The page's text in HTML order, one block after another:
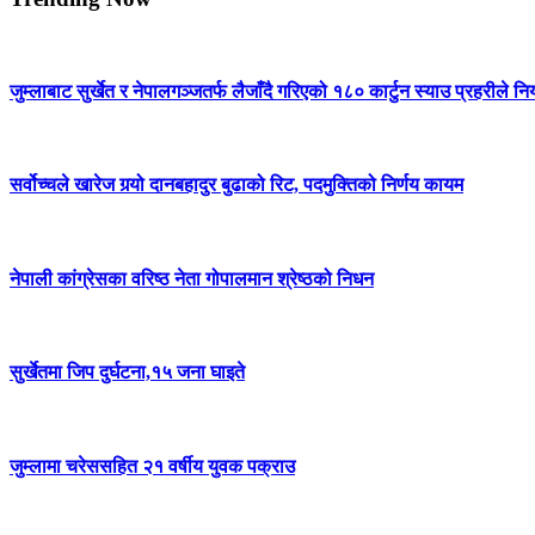
जुम्लाबाट सुर्खेत र नेपालगञ्जतर्फ लैजाँदै गरिएको १८० कार्टुन स्याउ प्रहरीले
सर्वोच्चले खारेज गर्‍यो दानबहादुर बुढाको रिट, पदमुक्तिको निर्णय कायम
नेपाली कांग्रेसका वरिष्ठ नेता गोपालमान श्रेष्ठको निधन
सुर्खेतमा जिप दुर्घटना,१५ जना घाइते
जुम्लामा चरेससहित २१ वर्षीय युवक पक्राउ